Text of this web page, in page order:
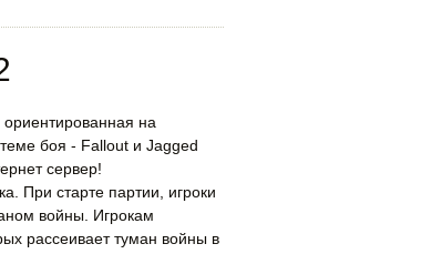
ориентированная на
боя - Fallout и Jagged
сервер!
При старте партии, игроки
войны. Игрокам
рассеивает туман войны в